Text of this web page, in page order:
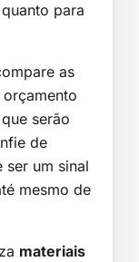
para
as
serão
de
um sinal
mesmo de
materiais